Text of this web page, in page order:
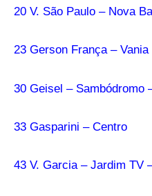
20 V. São Paulo – Nova
23 Gerson França –
30 Geisel – Sambódromo
33 Gasparini – Centro
43 V. Garcia – Jardim TV